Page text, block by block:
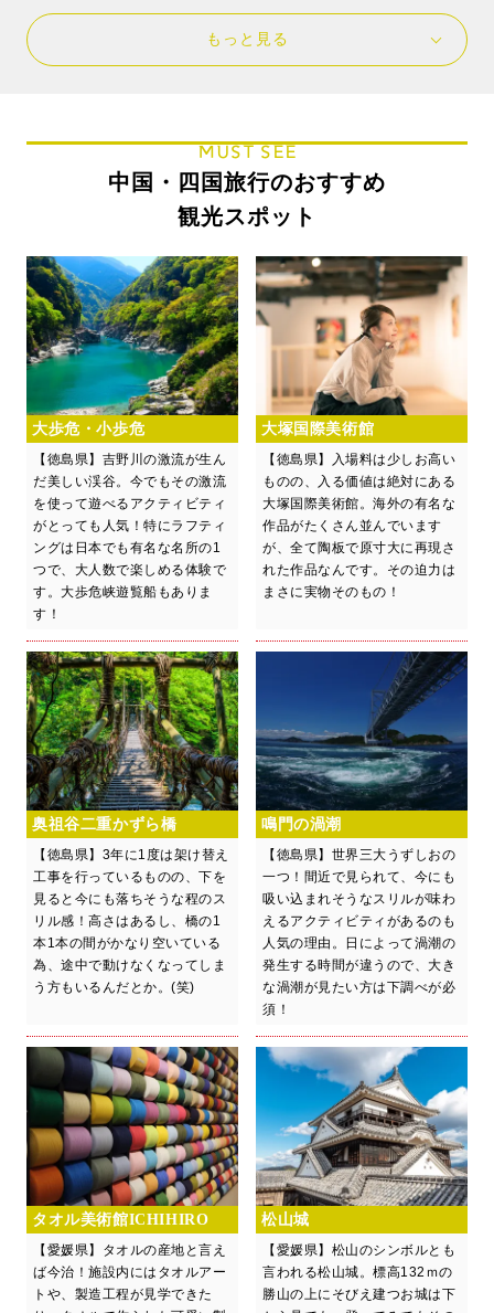
もっと見る
MUST SEE
中国・四国旅行のおすすめ
観光スポット
大歩危・小歩危
【徳島県】吉野川の激流が生ん
だ美しい渓谷。今でもその激流
を使って遊べるアクティビティ
がとっても人気！特にラフティ
ングは日本でも有名な名所の1
つで、大人数で楽しめる体験で
す。大歩危峡遊覧船もありま
す！
大塚国際美術館
【徳島県】入場料は少しお高い
ものの、入る価値は絶対にある
大塚国際美術館。海外の有名な
作品がたくさん並んでいます
が、全て陶板で原寸大に再現さ
れた作品なんです。その迫力は
まさに実物そのもの！
奥祖谷二重かずら橋
【徳島県】3年に1度は架け替え
工事を行っているものの、下を
見ると今にも落ちそうな程のス
リル感！高さはあるし、橋の1
本1本の間がかなり空いている
為、途中で動けなくなってしま
う方もいるんだとか。(笑)
鳴門の渦潮
【徳島県】世界三大うずしおの
一つ！間近で見られて、今にも
吸い込まれそうなスリルが味わ
えるアクティビティがあるのも
人気の理由。日によって渦潮の
発生する時間が違うので、大き
な渦潮が見たい方は下調べが必
須！
タオル美術館ICHIHIRO
【愛媛県】タオルの産地と言え
ば今治！施設内にはタオルアー
トや、製造工程が見学できた
松山城
【愛媛県】松山のシンボルとも
言われる松山城。標高132ｍの
勝山の上にそびえ建つお城は下